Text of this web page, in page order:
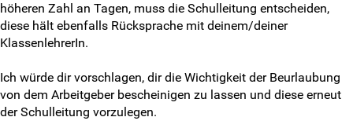
LSK-Delis melden
Antragsformulare
höheren Zahl an Tagen, muss die Schulleitung entscheiden,
diese hält ebenfalls Rücksprache mit deinem/deiner
KlassenlehrerIn.
Ich würde dir vorschlagen, dir die Wichtigkeit der Beurlaubung
von dem Arbeitgeber bescheinigen zu lassen und diese erneut
der Schulleitung vorzulegen.